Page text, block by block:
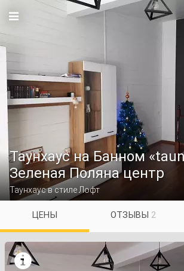
Таунхаус на Банном
Зеленая Поляна центр
Таунхаус в стиле Лофт
ЦЕНЫ ОТЗЫВЫ 2
